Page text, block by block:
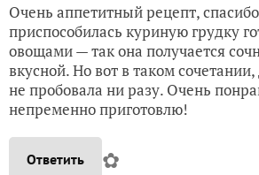
Очень аппетитный рецепт,
приспособилась куриную грудку
овощами — так она получается
вкусной. Но вот в таком
не пробовала ни разу. Очень
непременно приготовлю!
Ответить ✿